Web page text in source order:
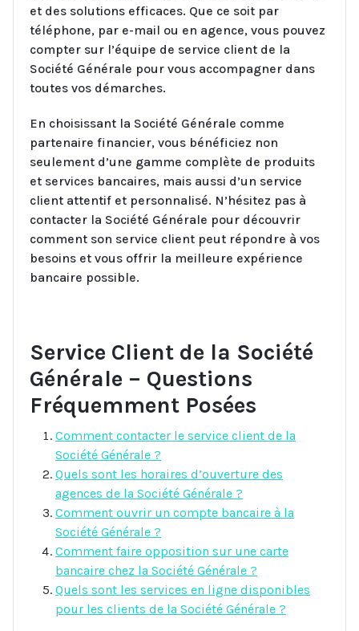
et des solutions efficaces. Que ce soit par
téléphone, par e-mail ou en agence, vous pouvez
compter sur l’équipe de service client de la
Société Générale pour vous accompagner dans
toutes vos démarches.
En choisissant la Société Générale comme
partenaire financier, vous bénéficiez non
seulement d’une gamme complète de produits
et services bancaires, mais aussi d’un service
client attentif et personnalisé. N’hésitez pas à
contacter la Société Générale pour découvrir
comment son service client peut répondre à vos
besoins et vous offrir la meilleure expérience
bancaire possible.
Service Client de la Société
Générale – Questions
Fréquemment Posées
Comment contacter le service client de la
Société Générale ?
Quels sont les horaires d’ouverture des
agences de la Société Générale ?
Comment ouvrir un compte bancaire à la
Société Générale ?
Comment faire opposition sur une carte
bancaire chez la Société Générale ?
Quels sont les services en ligne disponibles
pour les clients de la Société Générale ?